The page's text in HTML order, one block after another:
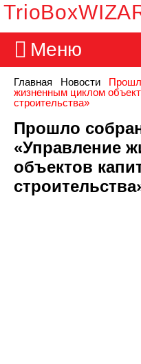
Меню
Главная Новости
жизненным циклом
строительства»
Прошло
«Управление
объектов